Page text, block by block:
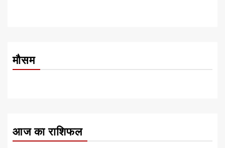
मौसम
आज का राशिफल